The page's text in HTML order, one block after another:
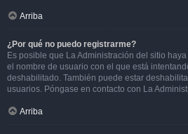
Arriba
¿Por qué no puedo registrarme?
Es posible que La Administración del sitio
el nombre de usuario con el que está
deshabilitado. También puede estar
usuarios. Póngase en contacto con La
Arriba